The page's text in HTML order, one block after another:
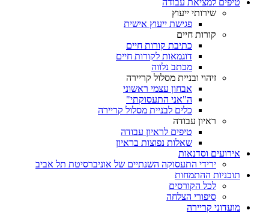
טיפים למציאת עבודה
שירותי ייעוץ
פגישת ייעוץ אישית
קורות חיים
כתיבת קורות חיים
דוגמאות לקורות חיים
מכתב נלווה
זיהוי ובניית מסלול קריירה
אבחון עצמי ראשוני
ה"אני התעסוקתי"
כלים לבניית מסלול קריירה
ראיון עבודה
טיפים לראיון עבודה
שאלות נפוצות בראיון
אירועים וסדנאות
ירידי התעסוקה השנתיים של אוניברסיטת תל אביב
תוכניות ההתמחות
לכל הקורסים
סיפורי הצלחה
מועדוני קריירה